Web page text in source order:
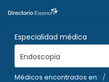
Especialidad médica
Endoscopia
Médicos encontrados en: